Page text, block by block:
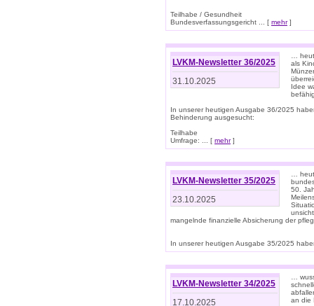
Teilhabe / Gesundheit
Bundesverfassungsgericht ... [ mehr]
LVKM-Newsletter 36/2025
31.10.2025
…
als
Idee
In unserer heutigen Ausgabe 36/2025
Behinderung ausgesucht:
Teilhabe
Umfrage: ... [ mehr]
LVKM-Newsletter 35/2025
23.10.2025
…
50.
mangelnde finanzielle Absicherung der
In unserer heutigen Ausgabe 35/2025
LVKM-Newsletter 34/2025
17.10.2025
…
an die